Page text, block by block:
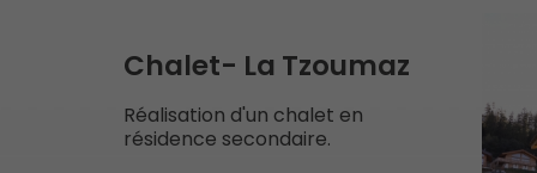
Chalet- La Tzoumaz
Réalisation d'un chalet en
résidence secondaire.